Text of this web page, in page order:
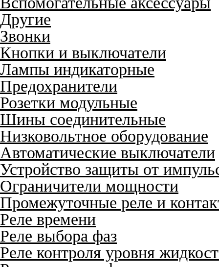
Другие
Звонки
Кнопки и выключатели
Лампы индикаторные
Предохранители
Розетки модульные
Шины соединительные
Низковольтное оборудование
Автоматические выключатели
Устройство защиты от
Ограничители мощности
Промежуточные реле и
Реле времени
Реле выбора фаз
Реле контроля уровня